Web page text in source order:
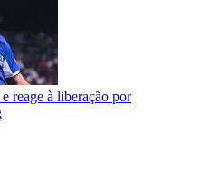
reage à liberação por